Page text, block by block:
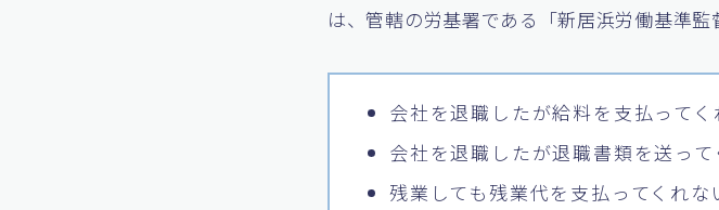
は、管轄の労基署である「新居浜労働基準監
会社を退職したが給料を支払ってく
会社を退職したが退職書類を送って
残業しても残業代を支払ってくれな